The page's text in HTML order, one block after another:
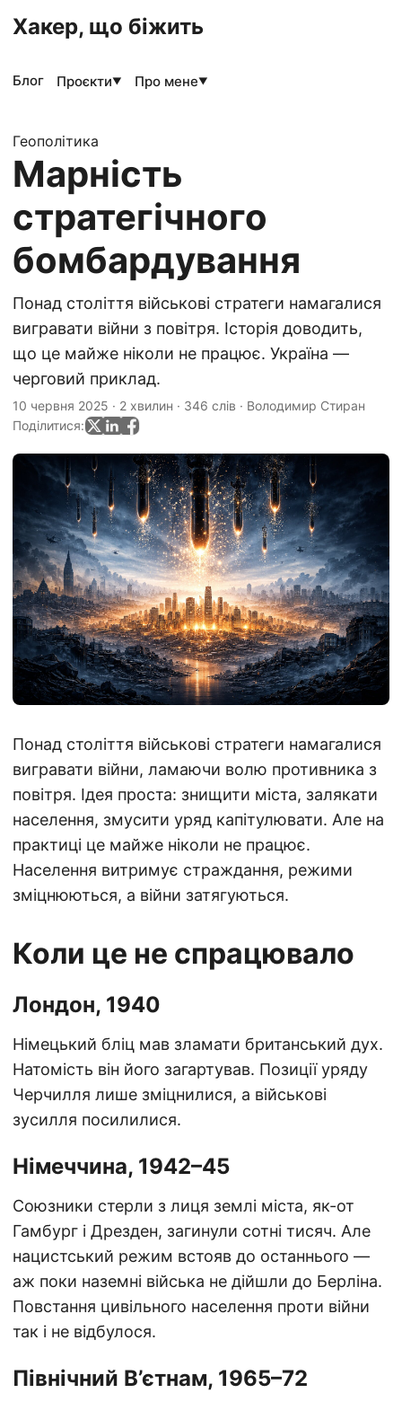
Хакер, що біжить
Блог Проєкти▼ Про мене▼
Геополітика
Марність
стратегічного
бомбардування
Понад століття військові стратеги намагалися
вигравати війни з повітря. Історія доводить,
що це майже ніколи не працює. Україна —
черговий приклад.
10 червня 2025 · 2 хвилин · 346 слів · Володимир Стиран
Поділитися:
Понад століття військові стратеги намагалися
вигравати війни, ламаючи волю противника з
повітря. Ідея проста: знищити міста, залякати
населення, змусити уряд капітулювати. Але на
практиці це майже ніколи не працює.
Населення витримує страждання, режими
зміцнюються, а війни затягуються.
Коли це не спрацювало
Лондон, 1940
Німецький бліц мав зламати британський дух.
Натомість він його загартував. Позиції уряду
Черчилля лише зміцнилися, а військові
зусилля посилилися.
Німеччина, 1942–45
Союзники стерли з лиця землі міста, як-от
Гамбург і Дрезден, загинули сотні тисяч. Але
нацистський режим встояв до останнього —
аж поки наземні війська не дійшли до Берліна.
Повстання цивільного населення проти війни
так і не відбулося.
Північний В’єтнам, 1965–72